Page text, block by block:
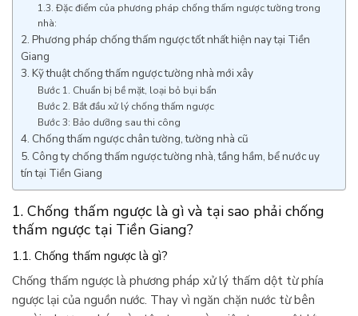
1.3. Đặc điểm của phương pháp chống thấm ngược tường trong
nhà:
2. Phương pháp chống thấm ngược tốt nhất hiện nay tại Tiền
Giang
3. Kỹ thuật chống thấm ngược tường nhà mới xây
Bước 1. Chuẩn bị bề mặt, loại bỏ bụi bẩn
Bước 2. Bắt đầu xử lý chống thấm ngược
Bước 3: Bảo dưỡng sau thi công
4. Chống thấm ngược chân tường, tường nhà cũ
5. Công ty chống thấm ngược tường nhà, tầng hầm, bể nước uy
tín tại Tiền Giang
1. Chống thấm ngược là gì và tại sao phải chống
thấm ngược tại Tiền Giang?
1.1. Chống thấm ngược là gì?
Chống thấm ngược là phương pháp xử lý thấm dột từ phía
ngược lại của nguồn nước. Thay vì ngăn chặn nước từ bên